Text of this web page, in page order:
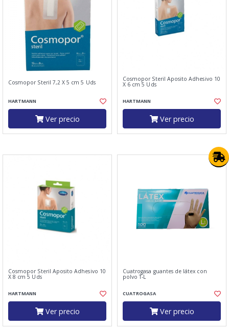
Cosmopor Steril 7,2 X 5 cm 5 Uds
HARTMANN
Ver precio
Cosmopor Steril Aposito Adhesivo 10
X 6 cm 5 Uds
HARTMANN
Ver precio
Cosmopor Steril Aposito Adhesivo 10
X 8 cm 5 Uds
HARTMANN
Ver precio
Cuatrogasa guantes de látex con
polvo T-L
CUATROGASA
Ver precio